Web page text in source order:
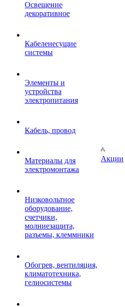
Освещение
декоративное
Кабеленесущие
системы
Элементы и
устройства
электропитания
Кабель, провод
Материалы для
электромонтажа
Низковольтное
оборудование,
счетчики,
молниезащита,
разъемы, клеммники
Обогрев, вентиляция,
климатотехника,
гелиосистемы
Акции